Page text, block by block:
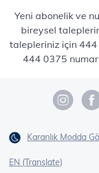
Yeni abonelik ve
bireysel
talepleriniz için
444 0375
Karanlık Modda
EN (Translate)